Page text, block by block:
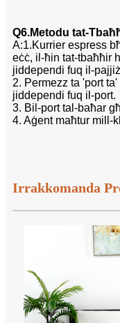
Q6.Metodu tat-
A:1.Kurrier espress
eċċ, il-ħin tat-tbaħħir
jiddependi fuq il-
2. Permezz ta 'port
jiddependi fuq il-port.
3. Bil-port tal-baħar
4. Aġent maħtur mill-
Irrakkomanda